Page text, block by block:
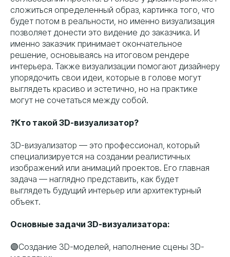
сложиться определенный образ, картинка того, что
будет потом в реальности, но именно визуализация
позволяет донести это видение до заказчика. И
именно заказчик принимает окончательное
решение, основываясь на итоговом рендере
интерьера. Также визуализации помогают дизайнеру
упорядочить свои идеи, которые в голове могут
выглядеть красиво и эстетично, но на практике
могут не сочетаться между собой.
❓Кто такой 3D-визуализатор?
3D-визуализатор — это профессионал, который
специализируется на создании реалистичных
изображений или анимаций проектов. Его главная
задача — наглядно представить, как будет
выглядеть будущий интерьер или архитектурный
объект.
Основные задачи 3D-визуализатора:
🟣Создание 3D-моделей, наполнение сцены 3D-